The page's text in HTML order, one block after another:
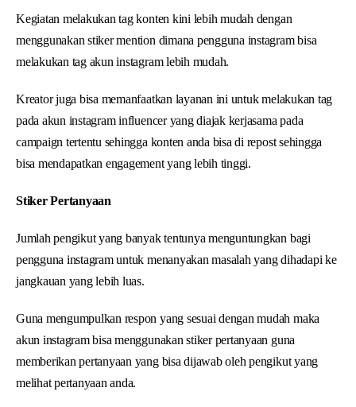
Kegiatan melakukan tag konten kini lebih mudah dengan
menggunakan stiker mention dimana pengguna instagram bisa
melakukan tag akun instagram lebih mudah.
Kreator juga bisa memanfaatkan layanan ini untuk melakukan tag
pada akun instagram influencer yang diajak kerjasama pada
campaign tertentu sehingga konten anda bisa di repost sehingga
bisa mendapatkan engagement yang lebih tinggi.
Stiker Pertanyaan
Jumlah pengikut yang banyak tentunya menguntungkan bagi
pengguna instagram untuk menanyakan masalah yang dihadapi ke
jangkauan yang lebih luas.
Guna mengumpulkan respon yang sesuai dengan mudah maka
akun instagram bisa menggunakan stiker pertanyaan guna
memberikan pertanyaan yang bisa dijawab oleh pengikut yang
melihat pertanyaan anda.